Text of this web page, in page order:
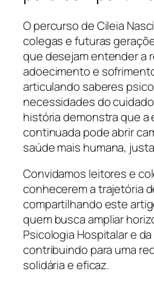
O percurso de Cileia
colegas e futuras
que desejam entender a
adoecimento e
articulando saberes
necessidades do
história demonstra que a
continuada pode abrir
saúde mais humana,
Convidamos leitores e
conhecerem a trajetória
compartilhando este
quem busca ampliar
Psicologia Hospitalar e
contribuindo para uma
solidária e eficaz.